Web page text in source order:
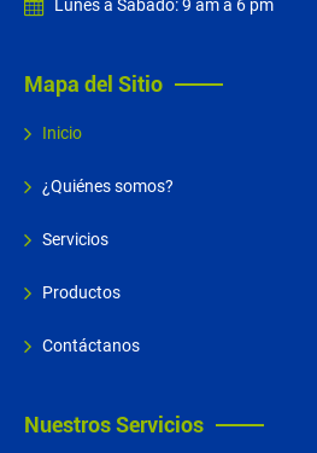
Lunes a Sábado: 9 am a 6 pm
Mapa del Sitio
Inicio
¿Quiénes somos?
Servicios
Productos
Contáctanos
Nuestros Servicios